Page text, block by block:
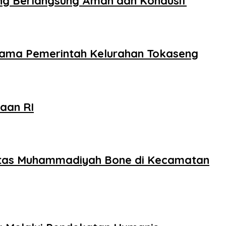
Pemerintah Kelurahan Tokaseng
RI
Muhammadiyah Bone di Kecamatan